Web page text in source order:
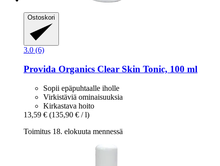
Ostoskori
3.0 (6)
Provida Organics Clear Skin Tonic, 100 ml
Sopii epäpuhtaalle iholle
Virkistäviä ominaisuuksia
Kirkastava hoito
13,59 € (135,90 € / l)
Toimitus 18. elokuuta mennessä